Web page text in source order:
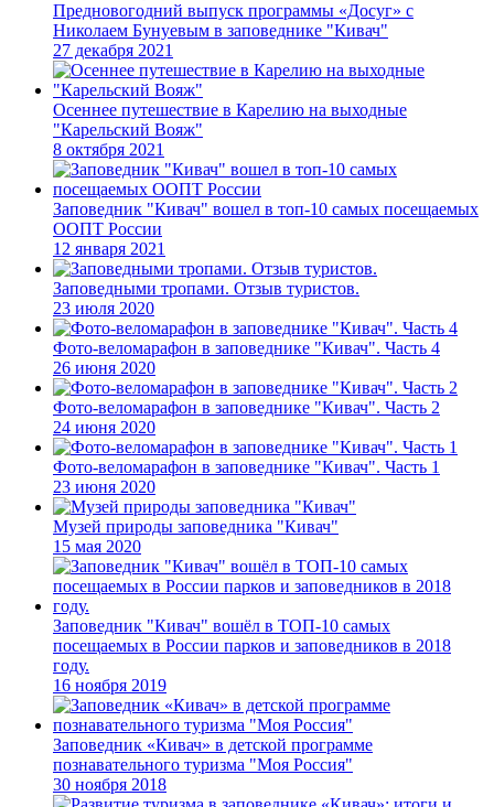
Предновогодний выпуск программы «Досуг» с
Николаем Бунуевым в заповеднике "Кивач"
27 декабря 2021
Осеннее путешествие в Карелию на выходные
"Карельский Вояж"
8 октября 2021
Заповедник "Кивач" вошел в топ-10 самых посещаемых
ООПТ России
12 января 2021
Заповедными тропами. Отзыв туристов.
23 июля 2020
Фото-веломарафон в заповеднике "Кивач". Часть 4
26 июня 2020
Фото-веломарафон в заповеднике "Кивач". Часть 2
24 июня 2020
Фото-веломарафон в заповеднике "Кивач". Часть 1
23 июня 2020
Музей природы заповедника "Кивач"
15 мая 2020
Заповедник "Кивач" вошёл в ТОП-10 самых
посещаемых в России парков и заповедников в 2018
году.
16 ноября 2019
Заповедник «Кивач» в детской программе
познавательного туризма "Моя Россия"
30 ноября 2018